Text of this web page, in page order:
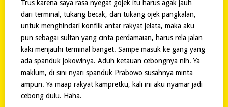
Trus karena saya rasa nyegat gojek itu harus agak jauh
dari terminal, tukang becak, dan tukang ojek pangkalan,
untuk menghindari konflik antar rakyat jelata, maka aku
pun sebagai sultan yang cinta perdamaian, harus rela jalan
kaki menjauhi terminal banget. Sampe masuk ke gang yang
ada spanduk jokowinya. Aduh ketauan cebongnya nih. Ya
maklum, di sini nyari spanduk Prabowo susahnya minta
ampun. Ya maap rakyat kampretku, kali ini aku nyamar jadi
cebong dulu. Haha.